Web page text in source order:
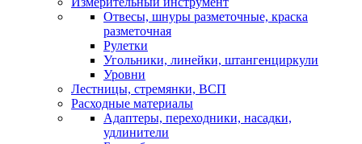
Отвесы, шнуры разметочные, краска
разметочная
Рулетки
Угольники, линейки, штангенциркули
Уровни
Лестницы, стремянки, ВСП
Расходные материалы
Адаптеры, переходники, насадки,
удлинители